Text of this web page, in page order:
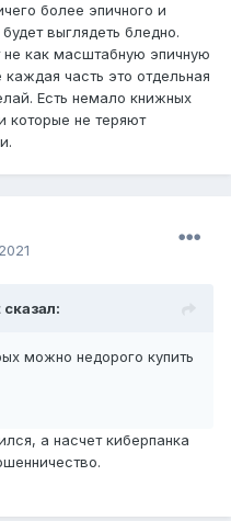
более эпичного и
выглядеть бледно.
не как масштабную эпичную
часть это отдельная
Есть немало книжных
которые не теряют
можно недорого купить
а насчет киберпанка